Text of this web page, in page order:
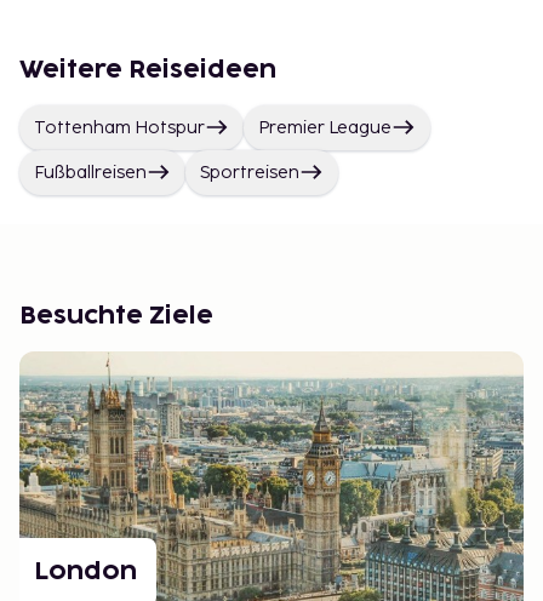
Weitere Reiseideen
Tottenham Hotspur Premier League
Fußballreisen Sportreisen
Besuchte Ziele
London